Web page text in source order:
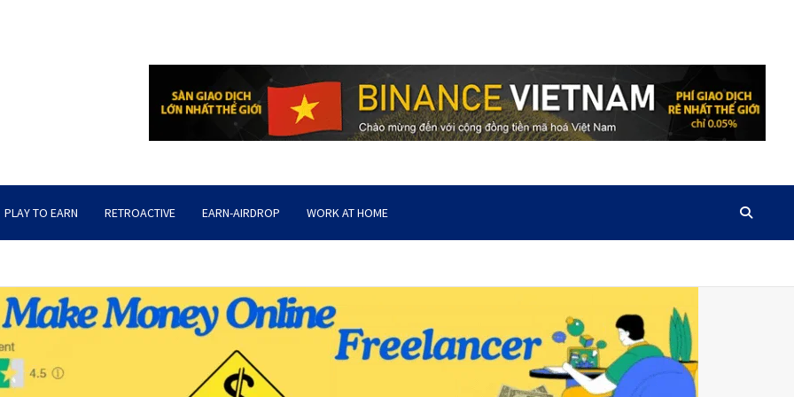
PLAY TO EARN RETROACTIVE EARN-AIRDROP WORK AT HOME